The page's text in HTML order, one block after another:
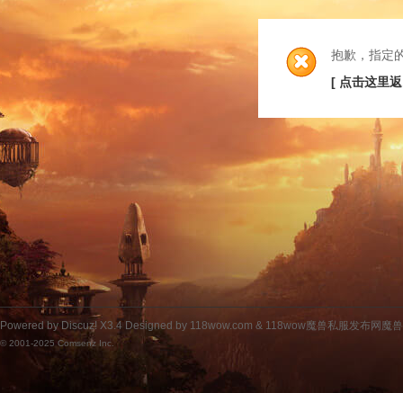
抱歉，指定
[ 点击这里
Powered by Discuz! X3.4 Designed by 118wow.com & 118wow魔兽私服发布网魔
© 2001-2025 Comsenz Inc.